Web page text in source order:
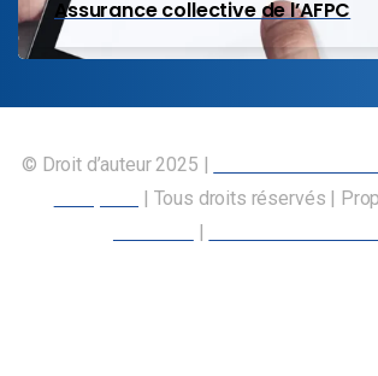
Assurance collective de l’AFPC
© Droit d’auteur 2025 |
| Tous droits réservés |